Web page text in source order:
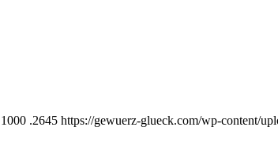
1000 .2645 https://gewuerz-glueck.com/wp-content/